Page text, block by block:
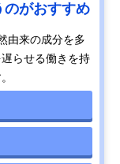
のがおすすめ
由来の成分を多
らせる働きを持